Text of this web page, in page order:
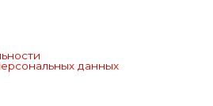
данных